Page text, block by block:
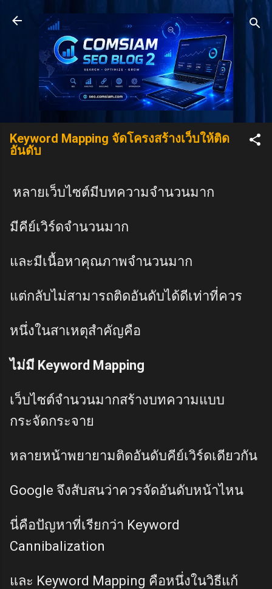
Skip to main content
Keyword Mapping จัดโครงสร้างเว็บให้ติด
อันดับ
หลายเว็บไซต์มีบทความจำนวนมาก
มีคีย์เวิร์ดจำนวนมาก
และมีเนื้อหาคุณภาพจำนวนมาก
แต่กลับไม่สามารถติดอันดับได้ดีเท่าที่ควร
หนึ่งในสาเหตุสำคัญคือ
ไม่มี Keyword Mapping
เว็บไซต์จำนวนมากสร้างบทความแบบ
กระจัดกระจาย
หลายหน้าพยายามติดอันดับคีย์เวิร์ดเดียวกัน
Google จึงสับสนว่าควรจัดอันดับหน้าไหน
นี่คือปัญหาที่เรียกว่า Keyword
Cannibalization
และ Keyword Mapping คือหนึ่งในวิธีแก้